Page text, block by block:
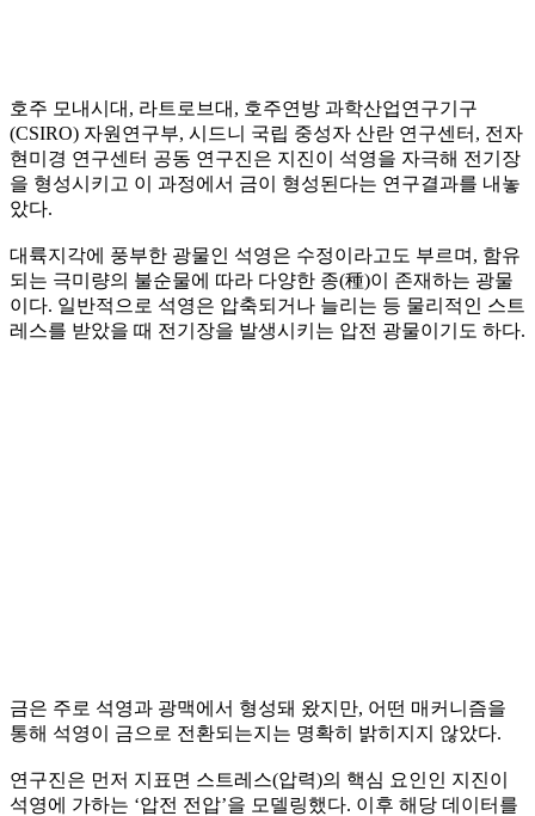
호주 모내시대, 라트로브대, 호주연방 과학산업연구기구
(CSIRO) 자원연구부, 시드니 국립 중성자 산란 연구센터, 전자
현미경 연구센터 공동 연구진은 지진이 석영을 자극해 전기장
을 형성시키고 이 과정에서 금이 형성된다는 연구결과를 내놓
았다.
대륙지각에 풍부한 광물인 석영은 수정이라고도 부르며, 함유
되는 극미량의 불순물에 따라 다양한 종(種)이 존재하는 광물
이다. 일반적으로 석영은 압축되거나 늘리는 등 물리적인 스트
레스를 받았을 때 전기장을 발생시키는 압전 광물이기도 하다.
금은 주로 석영과 광맥에서 형성돼 왔지만, 어떤 매커니즘을
통해 석영이 금으로 전환되는지는 명확히 밝히지지 않았다.
연구진은 먼저 지표면 스트레스(압력)의 핵심 요인인 지진이
석영에 가하는 ‘압전 전압’을 모델링했다. 이후 해당 데이터를